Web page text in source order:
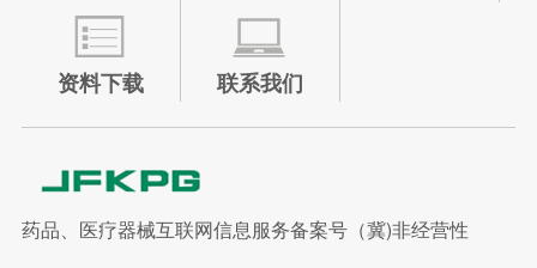
资料下载 联系我们
药品、医疗器械互联网信息服务备案号（冀)非经营性